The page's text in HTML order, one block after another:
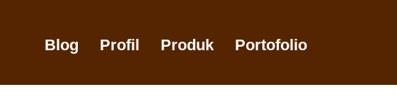
Blog Profil Produk Portofolio